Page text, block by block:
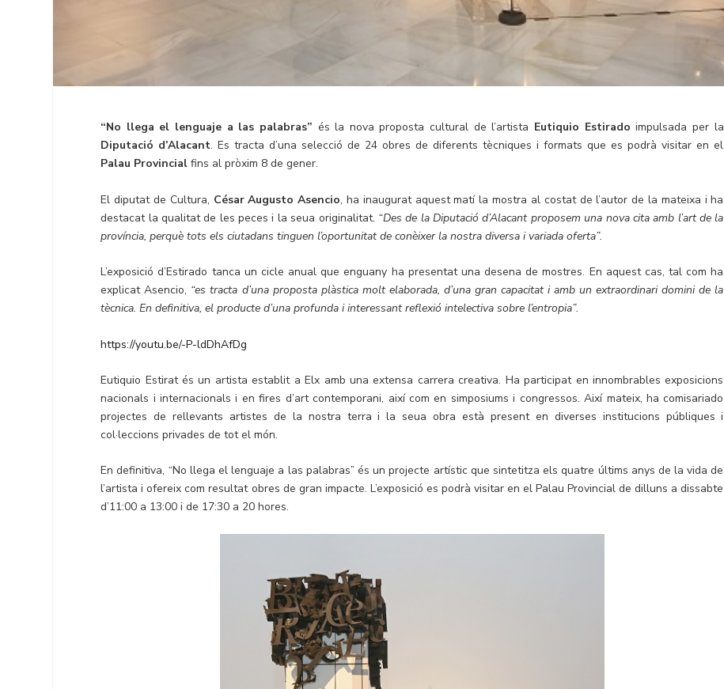
“No llega el lenguaje a las palabras” és la nova proposta cultural de l’artista Eutiquio Estirado impulsada per la
Diputació d’Alacant. Es tracta d’una selecció de 24 obres de diferents tècniques i formats que es podrà visitar en el
Palau Provincial fins al pròxim 8 de gener.
El diputat de Cultura, César Augusto Asencio, ha inaugurat aquest matí la mostra al costat de l’autor de la mateixa i ha
destacat la qualitat de les peces i la seua originalitat. “Des de la Diputació d’Alacant proposem una nova cita amb l’art de la
província, perquè tots els ciutadans tinguen l’oportunitat de conèixer la nostra diversa i variada oferta”.
L’exposició d’Estirado tanca un cicle anual que enguany ha presentat una desena de mostres. En aquest cas, tal com ha
explicat Asencio, “es tracta d’una proposta plàstica molt elaborada, d’una gran capacitat i amb un extraordinari domini de la
tècnica. En definitiva, el producte d’una profunda i interessant reflexió intelectiva sobre l’entropia”.
https://youtu.be/-P-ldDhAfDg
Eutiquio Estirat és un artista establit a Elx amb una extensa carrera creativa. Ha participat en innombrables exposicions
nacionals i internacionals i en fires d’art contemporani, així com en simposiums i congressos. Així mateix, ha comisariado
projectes de rellevants artistes de la nostra terra i la seua obra està present en diverses institucions públiques i
col·leccions privades de tot el món.
En definitiva, “No llega el lenguaje a las palabras” és un projecte artístic que sintetitza els quatre últims anys de la vida de
l’artista i ofereix com resultat obres de gran impacte. L’exposició es podrà visitar en el Palau Provincial de dilluns a dissabte
d’11:00 a 13:00 i de 17:30 a 20 hores.